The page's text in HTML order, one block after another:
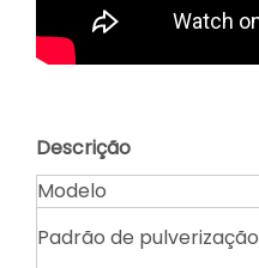
Descrição
Modelo
Padrão de pulverização